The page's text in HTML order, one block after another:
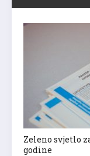
Zeleno svjetlo
godine